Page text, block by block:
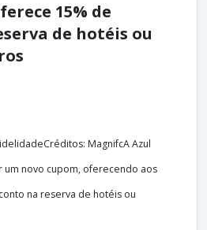
15% de
de hotéis ou
MagnifcA Azul
um novo cupom, oferecendo aos
na reserva de hotéis ou